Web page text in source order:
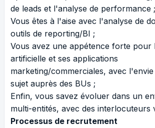
de leads et l'analyse de performance ;
Vous êtes à l'aise avec l'analyse de
outils de reporting/BI ;
Vous avez une appétence forte pour
artificielle et ses applications
marketing/commerciales, avec
sujet auprès des BUs ;
Enfin, vous savez évoluer dans un
multi-entités, avec des interlocuteurs
Processus de recrutement